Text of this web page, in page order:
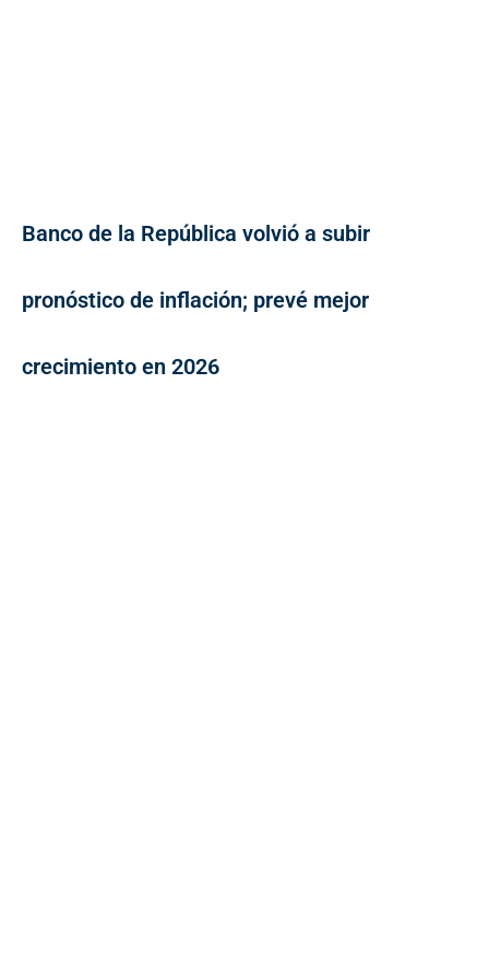
Banco de la República volvió a subir
pronóstico de inflación; prevé mejor
crecimiento en 2026